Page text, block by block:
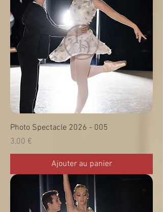
Photo Spectacle 2026 - 005
Prix
3,00 €
Ajouter au panier